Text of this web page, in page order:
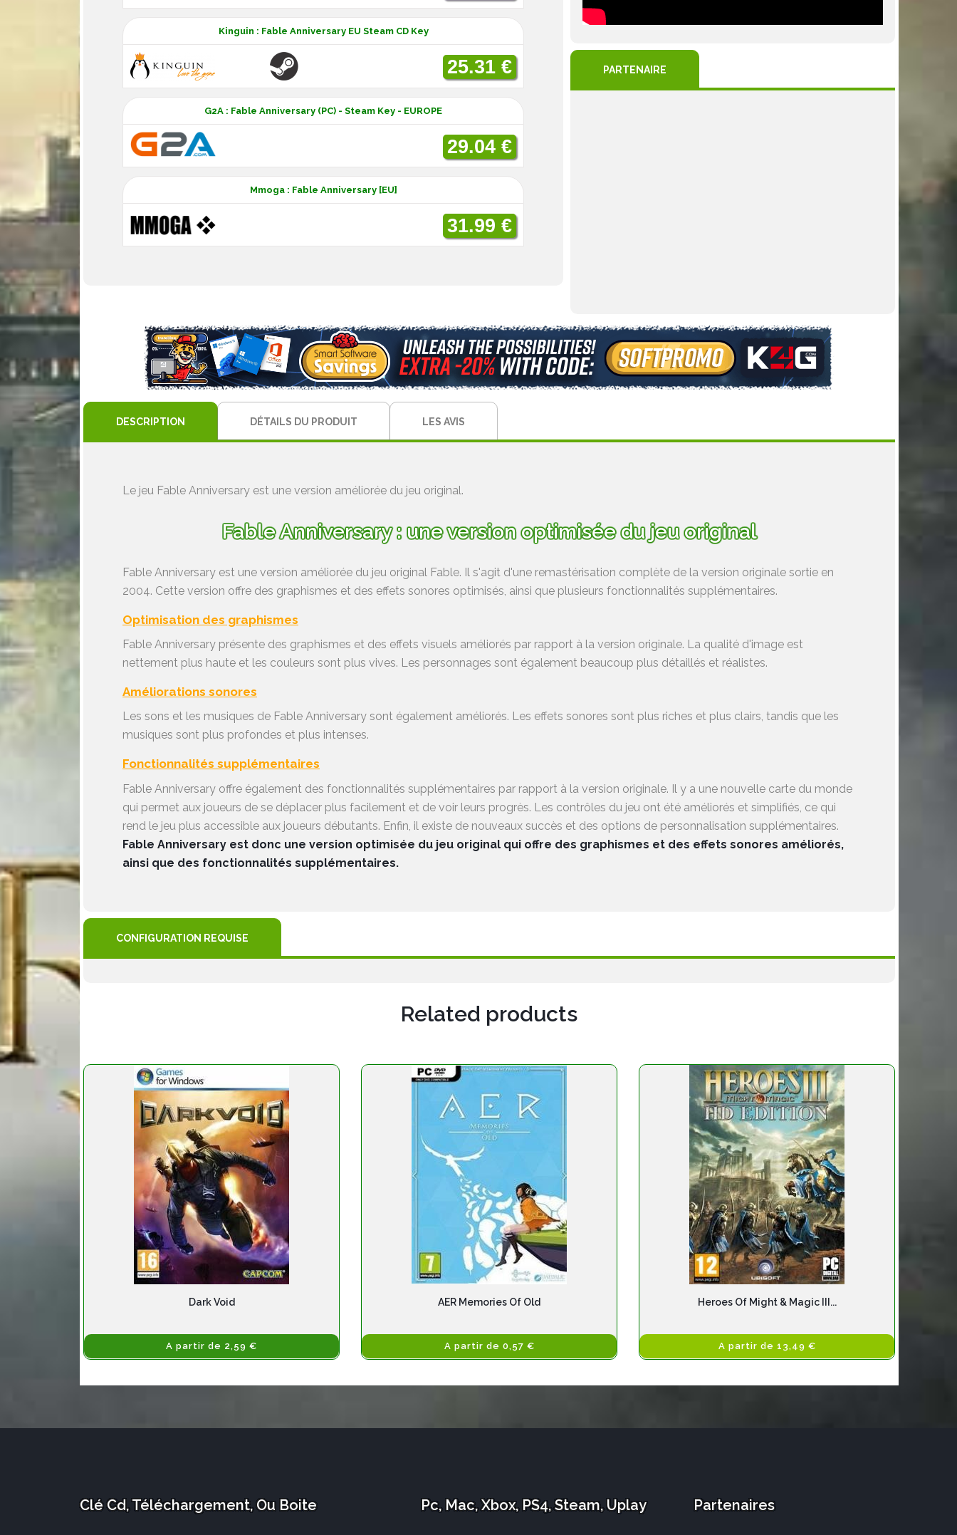
Kinguin : Fable Anniversary EU Steam CD Key
25.31 €
G2A : Fable Anniversary (PC) - Steam Key - EUROPE
29.04 €
Mmoga : Fable Anniversary [EU]
31.99 €
PARTENAIRE
DESCRIPTION DÉTAILS DU PRODUIT LES AVIS
Le jeu Fable Anniversary est une version améliorée du jeu original.
Fable Anniversary : une version optimisée du jeu original
Fable Anniversary est une version améliorée du jeu original Fable. Il s'agit d'une remastérisation complète de la version originale sortie en
2004. Cette version offre des graphismes et des effets sonores optimisés, ainsi que plusieurs fonctionnalités supplémentaires.
Optimisation des graphismes
Fable Anniversary présente des graphismes et des effets visuels améliorés par rapport à la version originale. La qualité d'image est
nettement plus haute et les couleurs sont plus vives. Les personnages sont également beaucoup plus détaillés et réalistes.
Améliorations sonores
Les sons et les musiques de Fable Anniversary sont également améliorés. Les effets sonores sont plus riches et plus clairs, tandis que les
musiques sont plus profondes et plus intenses.
Fonctionnalités supplémentaires
Fable Anniversary offre également des fonctionnalités supplémentaires par rapport à la version originale. Il y a une nouvelle carte du monde
qui permet aux joueurs de se déplacer plus facilement et de voir leurs progrès. Les contrôles du jeu ont été améliorés et simplifiés, ce qui
rend le jeu plus accessible aux joueurs débutants. Enfin, il existe de nouveaux succès et des options de personnalisation supplémentaires.
Fable Anniversary est donc une version optimisée du jeu original qui offre des graphismes et des effets sonores améliorés,
ainsi que des fonctionnalités supplémentaires.
CONFIGURATION REQUISE
Related products
Dark Void
A partir de 2,59 €
AER Memories Of Old
A partir de 0,57 €
Heroes Of Might & Magic III...
A partir de 13,49 €
Clé Cd, Téléchargement, Ou Boite Pc, Mac, Xbox, PS4, Steam, Uplay Partenaires